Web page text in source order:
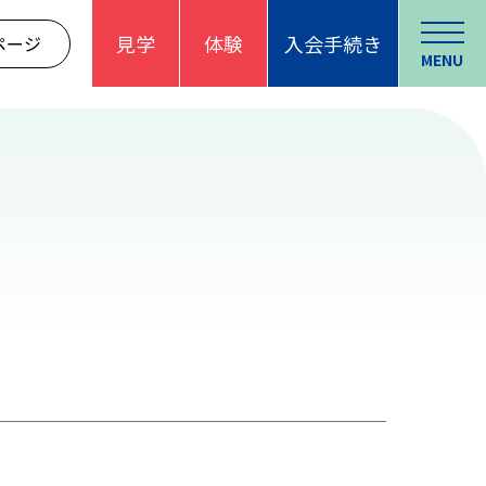
ージ 見学 体験 入会手続き
MENU